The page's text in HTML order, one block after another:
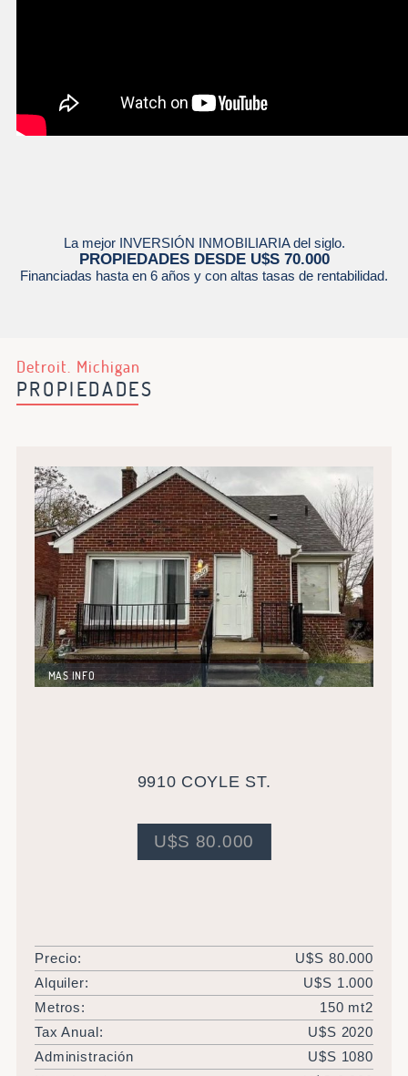
La mejor INVERSIÓN INMOBILIARIA del siglo.
PROPIEDADES DESDE U$S 70.000
Financiadas hasta en 6 años y con altas tasas de rentabilidad.
Detroit. Michigan
PROPIEDADES
MAS INFO
9910 COYLE ST.
U$S 80.000
Precio:
U$S 80.000
Alquiler:
U$S 1.000
Metros:
150 mt2
Tax Anual:
U$S 2020
Administración
U$S 1080